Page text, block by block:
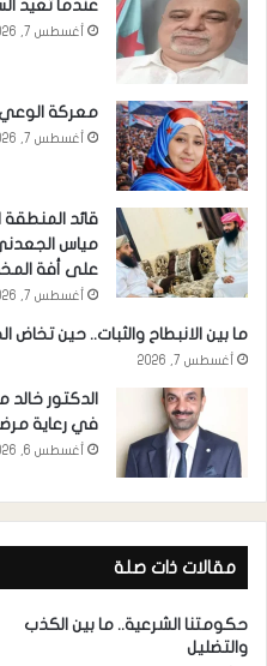
عندما تعيد
أغسطس 7, 2026
معركة
أغسطس 7, 2026
قائد المنطقة
مياس
على أفة
أغسطس 7, 2026
ما بين الانبطاح والثبات.. حين تخاض
أغسطس 7, 2026
الدكتور
في رعاية
أغسطس 6, 2026
مقالات ذات صلة
حكومتنا الشرعية.. ما بين الكذب
والتضليل